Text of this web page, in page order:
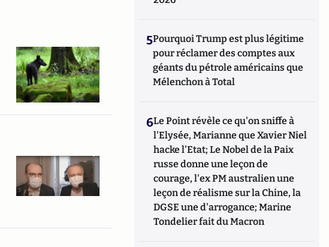
5Pourquoi Trump est plus légitime
pour réclamer des comptes aux
géants du pétrole américains que
Mélenchon à Total
6Le Point révèle ce qu'on sniffe à
l'Elysée, Marianne que Xavier Niel
hacke l'Etat; Le Nobel de la Paix
russe donne une leçon de
courage, l'ex PM australien une
leçon de réalisme sur la Chine, la
DGSE une d'arrogance; Marine
Tondelier fait du Macron